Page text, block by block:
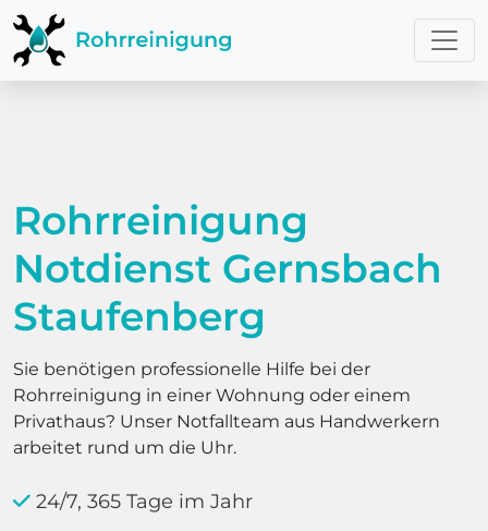
Rohrreinigung
Notdienst Gernsbach
Staufenberg
Sie benötigen professionelle Hilfe bei der
Rohrreinigung in einer Wohnung oder einem
Privathaus? Unser Notfallteam aus Handwerkern
arbeitet rund um die Uhr.
24/7, 365 Tage im Jahr